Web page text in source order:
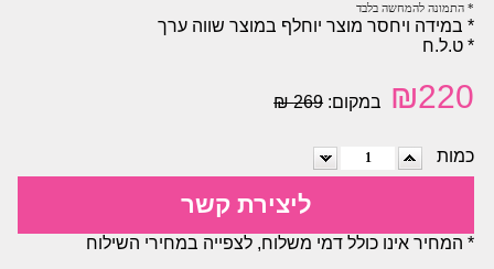
* התמונה להמחשה בלבד
* במידה ויחסר מוצר יוחלף במוצר שווה ערך
* ט.ל.ח
₪220 במקום: 269 ₪
כמות
ליצירת קשר
* המחיר אינו כולל דמי משלוח, לצפייה במחירי השילוח